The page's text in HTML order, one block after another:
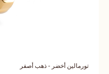
تورمالين أخضر - ذهب أصفر